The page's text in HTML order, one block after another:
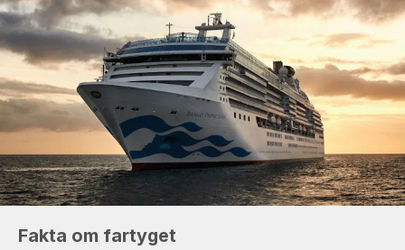
Fakta om fartyget